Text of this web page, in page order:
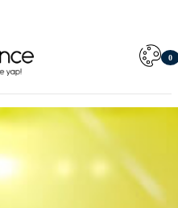
0